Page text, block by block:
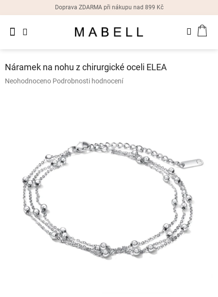
Doprava ZDARMA při nákupu nad 899 Kč
Dámské
náušnice
Dámske
hodinky
Doplňky
Náramek na nohu z chirurgické oceli ELEA
Průměrné
Neohodnoceno Podrobnosti hodnocení